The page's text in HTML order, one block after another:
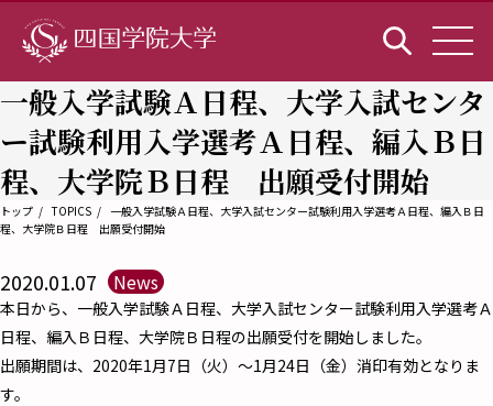
一般入学試験Ａ日程、大学入試センタ
ー試験利用入学選考Ａ日程、編入Ｂ日
程、大学院Ｂ日程 出願受付開始
トップ TOPICS
一般入学試験Ａ日程、大学入試センター試験利用入学選考Ａ日程、編入Ｂ日
程、大学院Ｂ日程 出願受付開始
2020.01.07 News
本日から、一般入学試験Ａ日程、大学入試センター試験利用入学選考Ａ
日程、編入Ｂ日程、大学院Ｂ日程の出願受付を開始しました。
出願期間は、2020年1月7日（火）～1月24日（金）消印有効となりま
す。